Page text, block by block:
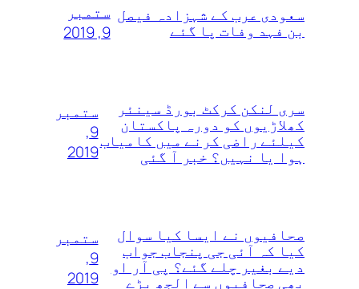
سعودی عرب کے شہزادہ فیصل
بن فہد وفات پا گئے
ستمبر
9, 2019
سری لنکن کرکٹ بورڈ سینئر
کھلاڑیوں‌ کو دورہ پاکستان
کیلئے راضی کرنے میں کامیاب
ہوا یا نہیں؟ خبر آ گئی
ستمبر
9,
2019
صحافیوں نے ایسا کیا سوال
کیا کہ آئی جی پنجاب جواب
دیے بغیر چلے گئے؟ پی آر او
بھی صحافیوں سے الجھ پڑے
ستمبر
9,
2019